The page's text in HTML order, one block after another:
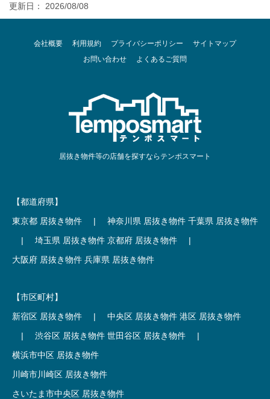
更新日： 2026/08/08
会社概要 利用規約 プライバシーポリシー
サイトマップ
お問い合わせ
よくあるご質問
居抜き物件等の店舗を探すならテンポスマート
【都道府県】
東京都 居抜き物件
| 神奈川県 居抜き物件 千葉県 居抜き物件
|
埼玉県 居抜き物件 京都府 居抜き物件
|
大阪府 居抜き物件 兵庫県 居抜き物件
【市区町村】
新宿区 居抜き物件
| 中央区 居抜き物件 港区 居抜き物件
|
渋谷区 居抜き物件 世田谷区 居抜き物件
|
横浜市中区 居抜き物件
川崎市川崎区 居抜き物件
さいたま市中央区 居抜き物件